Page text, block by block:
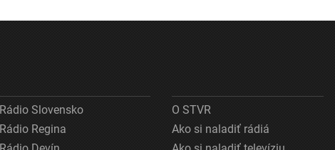
Rádio Slovensko
Rádio Regina
O STVR
Ako si naladiť rádiá